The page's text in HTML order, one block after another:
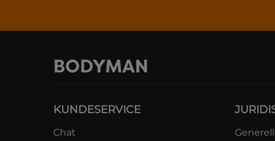
KUNDESERVICE
Chat